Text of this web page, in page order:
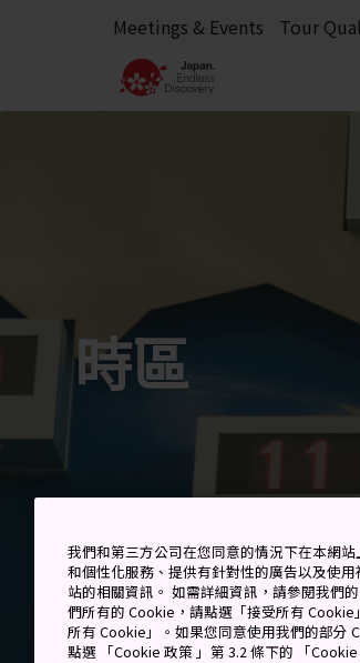
Meetings & Events Tour
時區
我們和第三方公司在您同意的情況下在本網
和個性化服務、提供有針對性的廣告以及使
站的相關資訊。 如需詳細資訊，請參閱我們
們所有的 Cookie，請點選「接受所有
所有 Cookie」。如果您同意使用我們的部分
點選 「Cookie 政策 」第 3.2 條下的 「